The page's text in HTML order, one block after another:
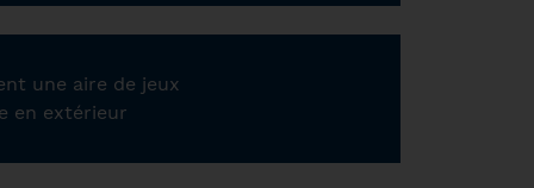
une aire de jeux
en extérieur